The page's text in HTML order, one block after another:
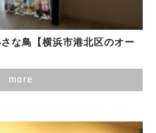
な鳥【横浜市港北区のオー
more